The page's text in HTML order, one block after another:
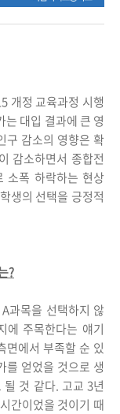
개정 교육과정 시행
대입 결과에 큰 영
구 감소의 영향은 확
감소하면서 종합전
소폭 하락하는 현상
생의 선택을 긍정적
?
과목을 선택하지 않
에 주목한다는 얘기
면에서 부족할 순 있
를 얻었을 것으로 생
것 같다. 고교 3년
간이었을 것이기 때